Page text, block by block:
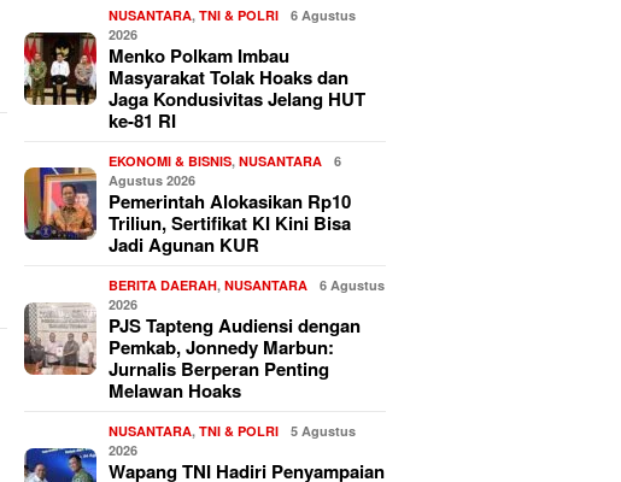
NUSANTARA,TNI & POLRI
6 Agustus
2026
Menko Polkam Imbau
Masyarakat Tolak Hoaks dan
Jaga Kondusivitas Jelang HUT
ke-81 RI
EKONOMI & BISNIS,NUSANTARA
6
Agustus 2026
Pemerintah Alokasikan Rp10
Triliun, Sertifikat KI Kini Bisa
Jadi Agunan KUR
BERITA DAERAH,NUSANTARA
6 Agustus
2026
PJS Tapteng Audiensi dengan
Pemkab, Jonnedy Marbun:
Jurnalis Berperan Penting
Melawan Hoaks
NUSANTARA,TNI & POLRI
5 Agustus
2026
Wapang TNI Hadiri Penyampaian